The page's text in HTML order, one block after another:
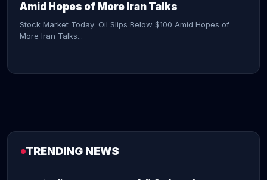
Amid Hopes of More Iran Talks
Stock Market Today: Oil Slips Below $100 Amid Hopes of
More Iran Talks...
TRENDING NEWS